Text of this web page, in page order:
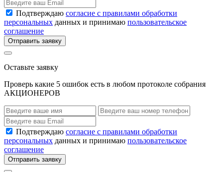
Подтверждаю согласие с правилами обработки
персональных данных и принимаю пользовательское
соглашение
Отправить заявку
Оставьте заявку
Проверь какие 5 ошибок есть в любом протоколе собрания
АКЦИОНЕРОВ
Подтверждаю согласие с правилами обработки
персональных данных и принимаю пользовательское
соглашение
Отправить заявку